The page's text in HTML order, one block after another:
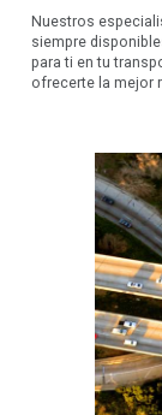
Nuestros
siempre
para ti en tu
ofrecerte la mejor